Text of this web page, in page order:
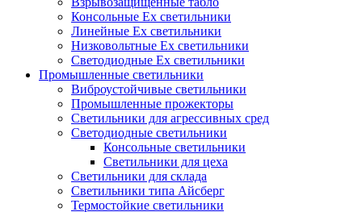
Консольные Ех светильники
Линейные Ex светильники
Низковольтные Ex светильники
Светодиодные Ex светильники
Промышленные светильники
Виброустойчивые светильники
Промышленные прожекторы
Светильники для агрессивных сред
Светодиодные светильники
Консольные светильники
Светильники для цеха
Светильники для склада
Светильники типа Айсберг
Термостойкие светильники